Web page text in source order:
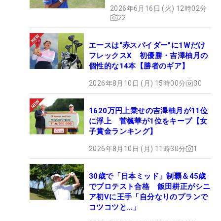
2026年6月16日 (火) 12時02分
22
エースは“赤スパイダー”に1Wだけ
フレックスX 初優勝・吉澤柚月の
個性的な14本【勝者のギア】
2026年8月10日 (月) 15時00分 30
1620万円上乗せの吉澤柚月が11位
に浮上 菅楓華が1位をキープ【女
子賞金ランキング】
2026年8月10日 (月) 11時30分 1
30歳で「日本ミッド」制覇＆45歳
でプロテスト合格 飯田耕正がシニ
ア初Vに王手「自分なりのプランで
コツコツと…」